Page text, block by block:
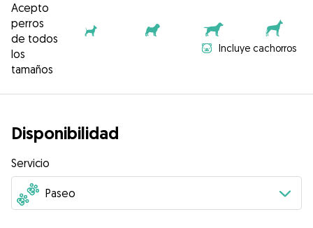
Acepto
perros
de todos
los
tamaños
Incluye cachorros
Disponibilidad
Servicio